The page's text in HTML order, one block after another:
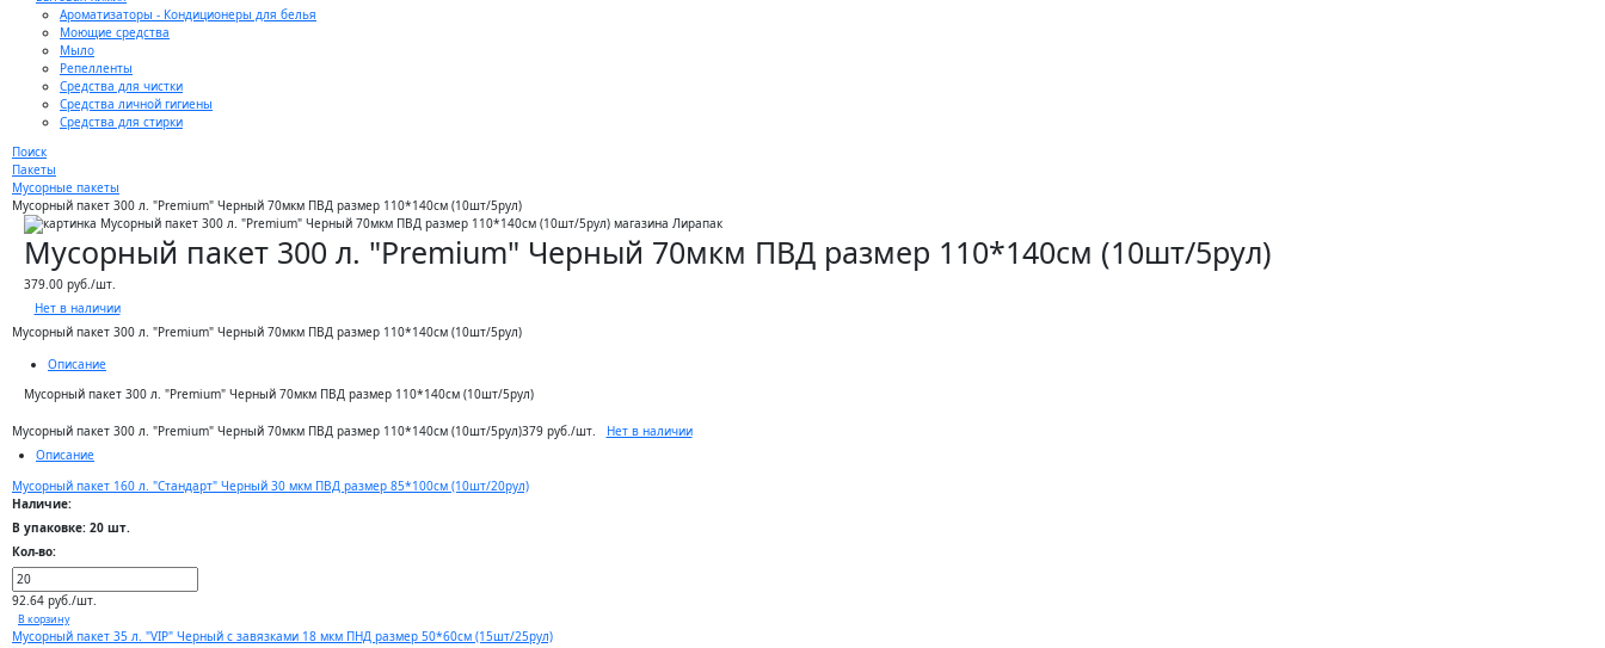
Ароматизаторы - Кондиционеры для белья
Моющие средства
Мыло
Репелленты
Средства для чистки
Средства личной гигиены
Средства для стирки
Поиск
Пакеты
Мусорные пакеты
Мусорный пакет 300 л. "Premium" Черный 70мкм ПВД размер 110*140см (10шт/5рул)
Мусорный пакет 300 л. "Premium" Черный 70мкм ПВД размер 110*140см (10шт/5рул)
379.00 руб./шт.
Нет в наличии
Мусорный пакет 300 л. "Premium" Черный 70мкм ПВД размер 110*140см (10шт/5рул)
Описание
Мусорный пакет 300 л. "Premium" Черный 70мкм ПВД размер 110*140см (10шт/5рул)
Мусорный пакет 300 л. "Premium" Черный 70мкм ПВД размер 110*140см (10шт/5рул)379 руб./шт.
Нет в наличии
Описание
Мусорный пакет 160 л. "Стандарт" Черный 30 мкм ПВД размер 85*100см (10шт/20рул)
Наличие:
В упаковке: 20 шт.
Кол-во:
92.64 руб./шт.
В корзину
Мусорный пакет 35 л. "VIP" Черный с завязками 18 мкм ПНД размер 50*60см (15шт/25рул)